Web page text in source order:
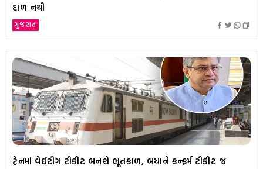
દાળ નથી
ગુજરાત
ટ્રેનમાં વેઈટીંગ ટીકીટ બનશે ભૂતકાળ, બધાને કન્ફર્મ ટીકીટ જ